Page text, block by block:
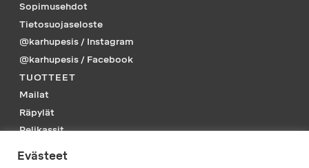
Sopimusehdot
Tietosuojaseloste
@karhupesis / Instagram
@karhupesis / Facebook
TUOTTEET
Mailat
Räpylät
Pelikassit
Evästeet